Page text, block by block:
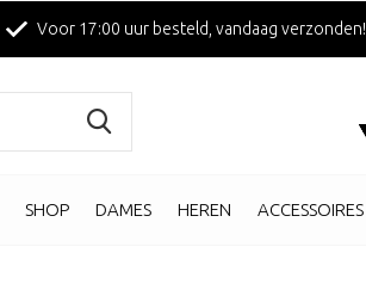
SHOP DAMES HEREN ACCESSOIRES
Voor 17:00 uur besteld, vandaag verzonden!